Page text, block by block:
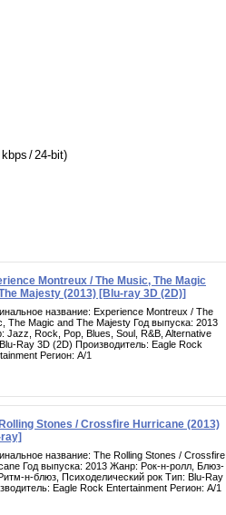
/ 24-bit)
Montreux / The Music, The Magic
Majesty (2013) [Blu-ray 3D (2D)]
название: Experience Montreux / The
The Magic and The Majesty Год выпуска: 2013
Jazz, Rock, Pop, Blues, Soul, R&B, Alternative
Ray 3D (2D) Производитель: Eagle Rock
Регион: A/1
Stones / Crossfire Hurricane (2013)
название: The Rolling Stones / Crossfire
Год выпуска: 2013 Жанр: Рок-н-ролл, Блюз-
н-блюз, Психоделический рок Тип: Blu-Ray
Eagle Rock Entertainment Регион: A/1